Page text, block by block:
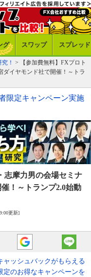
グ スワップ スプレッド
！ > 【参加費無料】FXプロト
ダイヤモンド社で開催！～トラ
限定キャンペーン実施
志摩力男の会場セミナ
！ ～トランプ2.0始動
更新]
ャッシュバックがもらえる
定のお得なキャンペーンを